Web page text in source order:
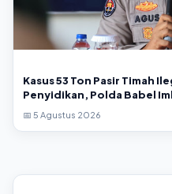
Kasus 53 Ton Pasir Timah
Penyidikan, Polda Babel
📅 5 Agustus 2026